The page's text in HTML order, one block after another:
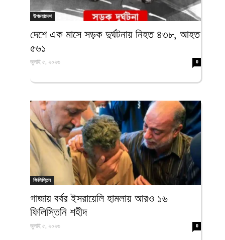
উপমহাদেশ
দেশে এক মাসে সড়ক দুর্ঘটনায় নিহত ৪৩৮, আহত
৫৬১
জুলাই ৫, ২০২৬ 0
ফিলিস্তিন
গাজায় বর্বর ইসরায়েলি হামলায় আরও ১৬
ফিলিস্তিনি শহীদ
জুলাই ৫, ২০২৬ 0